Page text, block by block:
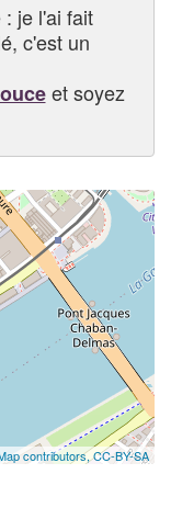
je l'ai fait
c'est un
et soyez
contributors,CC-BY-SA